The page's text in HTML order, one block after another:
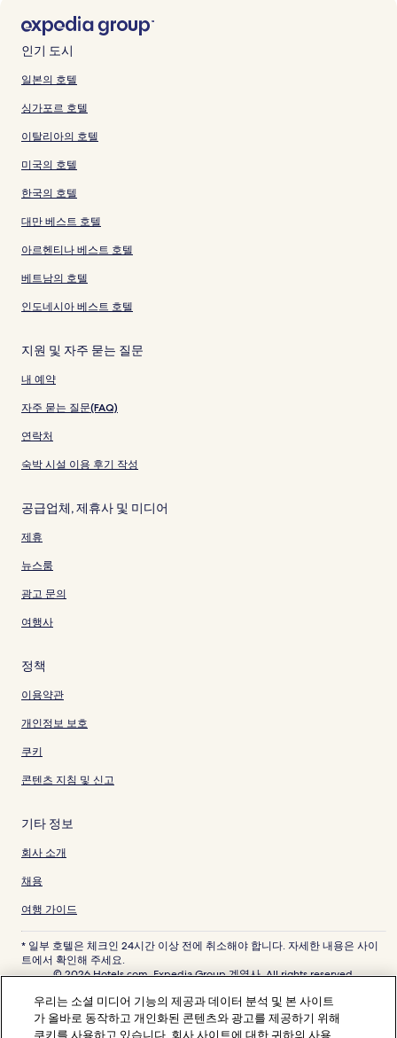
인기 도시
일본의 호텔
싱가포르 호텔
이탈리아의 호텔
미국의 호텔
한국의 호텔
대만 베스트 호텔
아르헨티나 베스트 호텔
베트남의 호텔
인도네시아 베스트 호텔
지원 및 자주 묻는 질문
내 예약
자주 묻는 질문(FAQ)
연락처
숙박 시설 이용 후기 작성
공급업체, 제휴사 및 미디어
제휴
뉴스룸
광고 문의
여행사
정책
이용약관
개인정보 보호
쿠키
콘텐츠 지침 및 신고
기타 정보
회사 소개
채용
여행 가이드
* 일부 호텔은 체크인 24시간 이상 전에 취소해야 합니다. 자세한 내용은 사이
트에서 확인해 주세요.
© 2026 Hotels.com, Expedia Group 계열사. All rights reserved.
LP의 상표 또는 등록 상표입니다. 기타 모든 상표는 해당 소유권자의 자산입니
분쟁 해결: 전화: 82-3480-0145, 이메일: CS@koreasupport.hotels.com
우리는 소셜 미디어 기능의 제공과 데이터 분석 및 본 사이트
가 올바로 동작하고 개인화된 콘텐츠와 광고를 제공하기 위해
쿠키를 사용하고 있습니다. 회사 사이트에 대한 귀하의 사용